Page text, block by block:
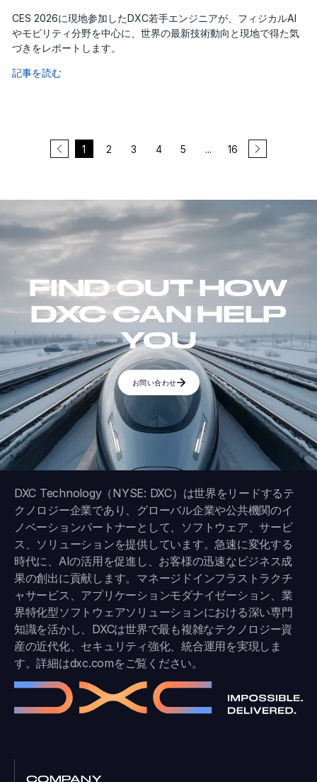
CES 2026に現地参加したDXC若手エンジニアが、フィジカルAI
やモビリティ分野を中心に、世界の最新技術動向と現地で得た気
づきをレポートします。
記事を読む
1 2 3 4 5 ... 16
FIND OUT HOW
DXC CAN HELP
YOU
お問い合わせ
DXC Technology（NYSE: DXC）は世界をリードするテ
クノロジー企業であり、グローバル企業や公共機関のイ
ノベーションパートナーとして、ソフトウェア、サービ
ス、ソリューションを提供しています。急速に変化する
時代に、AIの活用を促進し、お客様の迅速なビジネス成
果の創出に貢献します。マネージドインフラストラクチ
ャサービス、アプリケーションモダナイゼーション、業
界特化型ソフトウェアソリューションにおける深い専門
知識を活かし、DXCは世界で最も複雑なテクノロジー資
産の近代化、セキュリティ強化、統合運用を実現しま
す。詳細はdxc.comをご覧ください。
COMPANY